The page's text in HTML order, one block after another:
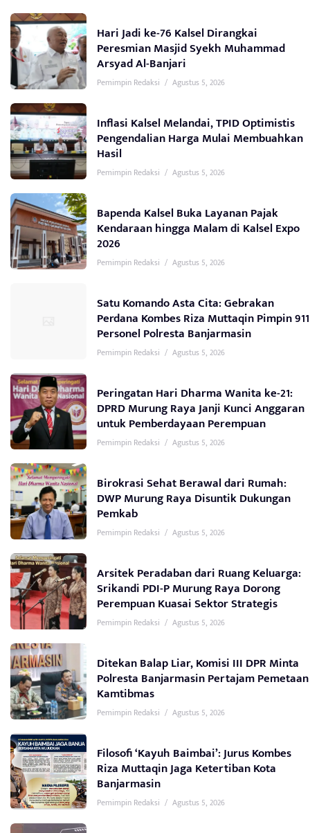
Hari Jadi ke-76 Kalsel Dirangkai
Peresmian Masjid Syekh Muhammad
Arsyad Al-Banjari
Pemimpin Redaksi / Agustus 5, 2026
Inflasi Kalsel Melandai, TPID Optimistis
Pengendalian Harga Mulai Membuahkan
Hasil
Pemimpin Redaksi / Agustus 5, 2026
Bapenda Kalsel Buka Layanan Pajak
Kendaraan hingga Malam di Kalsel Expo
2026
Pemimpin Redaksi / Agustus 5, 2026
Satu Komando Asta Cita: Gebrakan
Perdana Kombes Riza Muttaqin Pimpin 911
Personel Polresta Banjarmasin
Pemimpin Redaksi / Agustus 5, 2026
Peringatan Hari Dharma Wanita ke-21:
DPRD Murung Raya Janji Kunci Anggaran
untuk Pemberdayaan Perempuan
Pemimpin Redaksi / Agustus 5, 2026
Birokrasi Sehat Berawal dari Rumah:
DWP Murung Raya Disuntik Dukungan
Pemkab
Pemimpin Redaksi / Agustus 5, 2026
Arsitek Peradaban dari Ruang Keluarga:
Srikandi PDI-P Murung Raya Dorong
Perempuan Kuasai Sektor Strategis
Pemimpin Redaksi / Agustus 5, 2026
Ditekan Balap Liar, Komisi III DPR Minta
Polresta Banjarmasin Pertajam Pemetaan
Kamtibmas
Pemimpin Redaksi / Agustus 5, 2026
Filosofi ‘Kayuh Baimbai’: Jurus Kombes
Riza Muttaqin Jaga Ketertiban Kota
Banjarmasin
Pemimpin Redaksi / Agustus 5, 2026